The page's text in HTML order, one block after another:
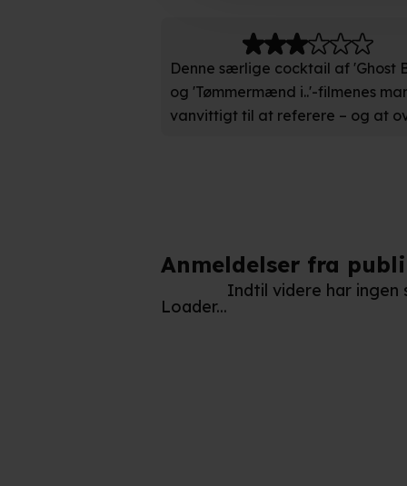
Identificere din enhed
Du kan altid trække dit
hele websitet.
funktionalitet, generere
Når vi anvender cookies,
Denne særlige cocktail af 'Ghost
og 'Tømmermænd i..'-filmenes
vanvittigt til at referere – og at
Anmeldelser fra
Loader...
Indtil videre har ingen